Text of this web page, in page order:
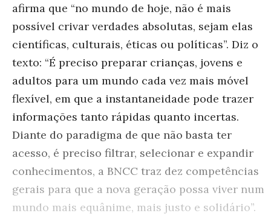
afirma que “no mundo de hoje, não é mais
possível crivar verdades absolutas, sejam elas
científicas, culturais, éticas ou políticas”. Diz o
texto: “É preciso preparar crianças, jovens e
adultos para um mundo cada vez mais móvel
flexível, em que a instantaneidade pode trazer
informações tanto rápidas quanto incertas.
Diante do paradigma de que não basta ter
acesso, é preciso filtrar, selecionar e expandir
conhecimentos, a BNCC traz dez competências
gerais para que a nova geração possa viver num
mundo mais equânime, mais justo e solidário”.